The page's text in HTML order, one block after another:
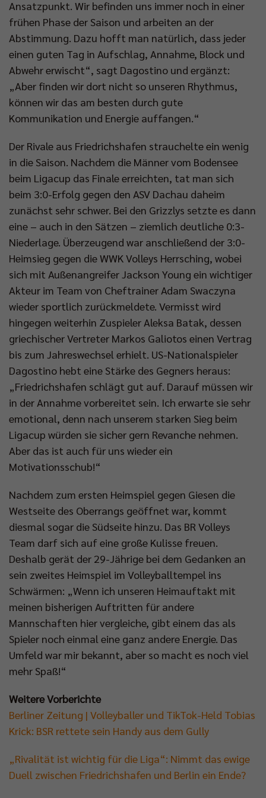
Ansatzpunkt. Wir befinden uns immer noch in einer
frühen Phase der Saison und arbeiten an der
Abstimmung. Dazu hofft man natürlich, dass jeder
einen guten Tag in Aufschlag, Annahme, Block und
Abwehr erwischt“, sagt Dagostino und ergänzt:
„Aber finden wir dort nicht so unseren Rhythmus,
können wir das am besten durch gute
Kommunikation und Energie auffangen.“
Der Rivale aus Friedrichshafen strauchelte ein wenig
in die Saison. Nachdem die Männer vom Bodensee
beim Ligacup das Finale erreichten, tat man sich
beim 3:0-Erfolg gegen den ASV Dachau daheim
zunächst sehr schwer. Bei den Grizzlys setzte es dann
eine – auch in den Sätzen – ziemlich deutliche 0:3-
Niederlage. Überzeugend war anschließend der 3:0-
Heimsieg gegen die WWK Volleys Herrsching, wobei
sich mit Außenangreifer Jackson Young ein wichtiger
Akteur im Team von Cheftrainer Adam Swaczyna
wieder sportlich zurückmeldete. Vermisst wird
hingegen weiterhin Zuspieler Aleksa Batak, dessen
griechischer Vertreter Markos Galiotos einen Vertrag
bis zum Jahreswechsel erhielt. US-Nationalspieler
Dagostino hebt eine Stärke des Gegners heraus:
„Friedrichshafen schlägt gut auf. Darauf müssen wir
in der Annahme vorbereitet sein. Ich erwarte sie sehr
emotional, denn nach unserem starken Sieg beim
Ligacup würden sie sicher gern Revanche nehmen.
Aber das ist auch für uns wieder ein
Motivationsschub!“
Nachdem zum ersten Heimspiel gegen Giesen die
Westseite des Oberrangs geöffnet war, kommt
diesmal sogar die Südseite hinzu. Das BR Volleys
Team darf sich auf eine große Kulisse freuen.
Deshalb gerät der 29-Jährige bei dem Gedanken an
sein zweites Heimspiel im Volleyballtempel ins
Schwärmen: „Wenn ich unseren Heimauftakt mit
meinen bisherigen Auftritten für andere
Mannschaften hier vergleiche, gibt einem das als
Spieler noch einmal eine ganz andere Energie. Das
Umfeld war mir bekannt, aber so macht es noch viel
mehr Spaß!“
Weitere Vorberichte
Berliner Zeitung | Volleyballer und TikTok-Held Tobias
Krick: BSR rettete sein Handy aus dem Gully
„Rivalität ist wichtig für die Liga“: Nimmt das ewige
Duell zwischen Friedrichshafen und Berlin ein Ende?